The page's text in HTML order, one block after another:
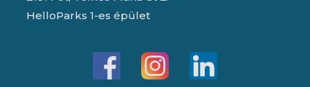
HelloParks 1-es épület